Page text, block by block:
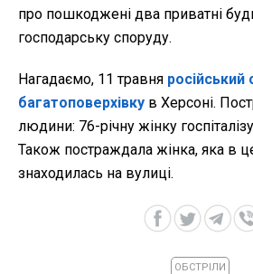
про пошкоджені два приватні
господарську споруду.
Нагадаємо, 11 травня російський
багатоповерхівку в Херсоні.
людини: 76-річну жінку
Також постраждала жінка, яка в
знаходилась на вулиці.
ОБСТРІЛИ